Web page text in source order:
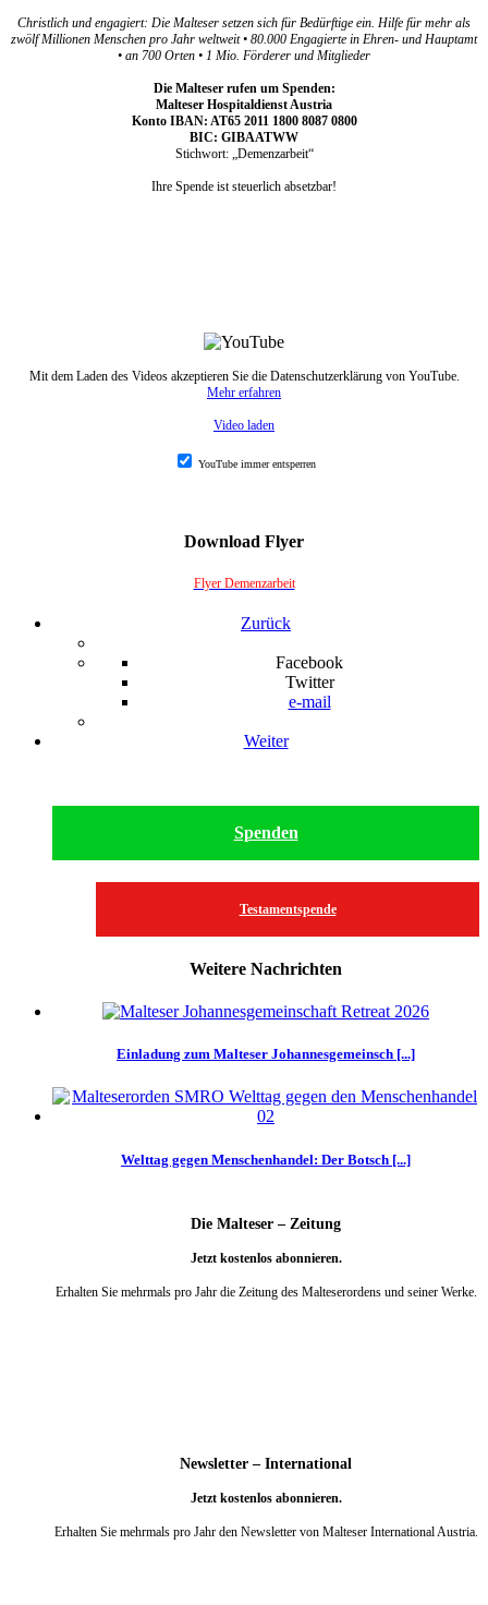
Christlich und engagiert: Die Malteser setzen sich für Bedürftige ein. Hilfe für mehr als
zwölf Millionen Menschen pro Jahr weltweit • 80.000 Engagierte in Ehren- und Hauptamt
• an 700 Orten • 1 Mio. Förderer und Mitglieder
Die Malteser rufen um Spenden:
Malteser Hospitaldienst Austria
Konto IBAN: AT65 2011 1800 8087 0800
BIC: GIBAATWW
Stichwort: „Demenzarbeit“
Ihre Spende ist steuerlich absetzbar!
Mit dem Laden des Videos akzeptieren Sie die Datenschutzerklärung von YouTube.
Mehr erfahren
Video laden
YouTube immer entsperren
Download Flyer
Flyer Demenzarbeit
Zurück
Facebook
Twitter
e-mail
Weiter
Spenden
Testamentspende
Weitere Nachrichten
Einladung zum Malteser Johannesgemeinsch [...]
Welttag gegen Menschenhandel: Der Botsch [...]
Die Malteser – Zeitung
Jetzt kostenlos abonnieren.
Erhalten Sie mehrmals pro Jahr die Zeitung des Malteserordens und seiner Werke.
Newsletter – International
Jetzt kostenlos abonnieren.
Erhalten Sie mehrmals pro Jahr den Newsletter von Malteser International Austria.